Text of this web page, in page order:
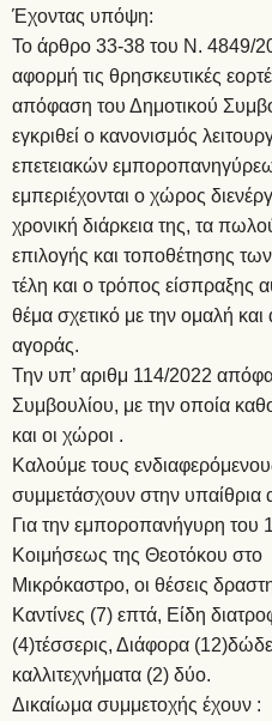
Έχοντας υπόψη:
Το άρθρο 33-38 του Ν. 4849/
αφορμή τις θρησκευτικές
απόφαση του Δημοτικού
εγκριθεί ο κανονισμός
επετειακών
εμπεριέχονται ο χώρος
χρονική διάρκεια της, τα
επιλογής και τοποθέτησης
τέλη και ο τρόπος είσπραξης
θέμα σχετικό με την ομαλή
αγοράς.
Την υπ’ αριθμ 114/2022
Συμβουλίου, με την οποία
και οι χώροι .
Καλούμε τους
συμμετάσχουν στην υπαίθρια
Για την εμποροπανήγυρη του
Κοιμήσεως της Θεοτόκου στο
Μικρόκαστρο, οι θέσεις
Καντίνες (7) επτά, Είδη
(4)τέσσερις, Διάφορα
καλλιτεχνήματα (2) δύο.
Δικαίωμα συμμετοχής έχουν :